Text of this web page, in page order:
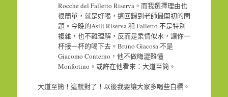
Rocche del Falletto Riserva。而我選擇理由也
很簡單，就是好喝，這回歸到老師最開初的問
題。今晚的Asili Riserva 和 Falletto 不是特別
複雜，也不難理解，反而是柔情似水，讓你一
杯接一杯的喝下去。Bruno Giacosa 不是
Giacomo Conterno，他不做晦澀難懂
Monfortino。或許在他看來：大道至簡。
大道至簡！這就對了！以後我要讓大家多喝些白標。